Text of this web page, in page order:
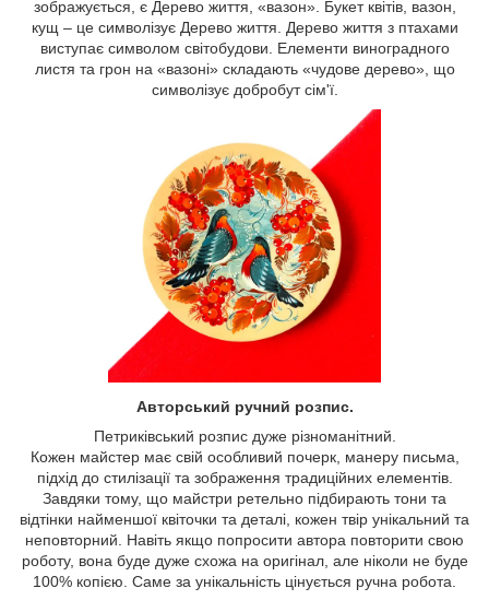
зображується, є Дерево життя, «вазон». Букет квітів, вазон,
кущ – це символізує Дерево життя. Дерево життя з птахами
виступає символом світобудови. Елементи виноградного
листя та грон на «вазоні» складають «чудове дерево», що
символізує добробут сім'ї.
Авторський ручний розпис.
Петриківський розпис дуже різноманітний.
Кожен майстер має свій особливий почерк, манеру письма,
підхід до стилізації та зображення традиційних елементів.
Завдяки тому, що майстри ретельно підбирають тони та
відтінки найменшої квіточки та деталі, кожен твір унікальний та
неповторний. Навіть якщо попросити автора повторити свою
роботу, вона буде дуже схожа на оригінал, але ніколи не буде
100% копією. Саме за унікальність цінується ручна робота.